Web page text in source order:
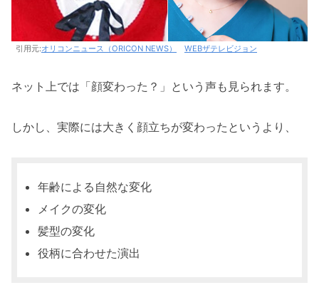
引用元:オリコンニュース（ORICON NEWS） WEBザテレビジョン
ネット上では「顔変わった？」という声も見られます。
しかし、実際には大きく顔立ちが変わったというより、
年齢による自然な変化
メイクの変化
髪型の変化
役柄に合わせた演出